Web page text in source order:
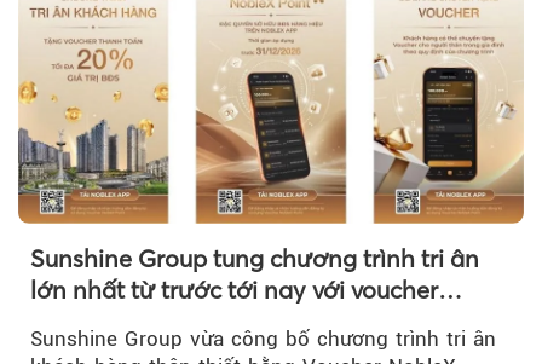
Sunshine Group tung chương trình tri ân
lớn nhất từ trước tới nay với voucher
NobleX Point cho khách hàng thân thiết
Sunshine Group vừa công bố chương trình tri ân